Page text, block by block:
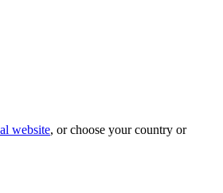
website, or choose your country or